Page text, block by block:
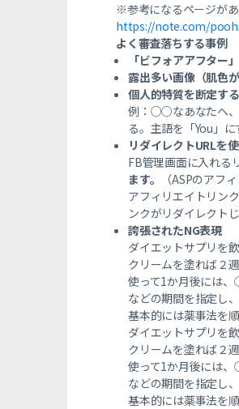
※参考になるページが
https://note.com/
よく審査落ちする事例
「ビフォアアフター
露出多い画像（肌色
個人的特質を断定す
例：○○なあなたへ、
る。主語を「You」
リダイレクトURLを
FB管理画面に入れる
ます。
（ASPのアフ
アフィリエイトリン
ンクがリダイレクト
誇張されたNG表現
ダイエットサプリを
クリームを塗れば２
使って1か月後には
などの期間を指定し
基本的には薬事法を
ダイエットサプリを
クリームを塗れば２
使って1か月後には
などの期間を指定し
基本的には薬事法を